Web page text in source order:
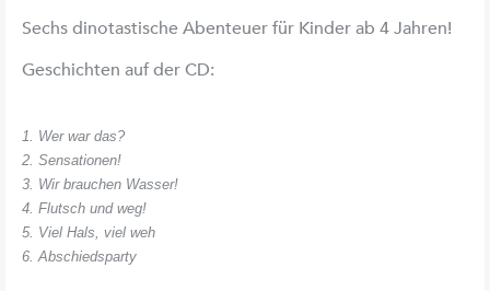
Sechs dinotastische Abenteuer für Kinder ab 4 Jahren!
Geschichten auf der CD:
1. Wer war das?
2. Sensationen!
3. Wir brauchen Wasser!
4. Flutsch und weg!
5. Viel Hals, viel weh
6. Abschiedsparty